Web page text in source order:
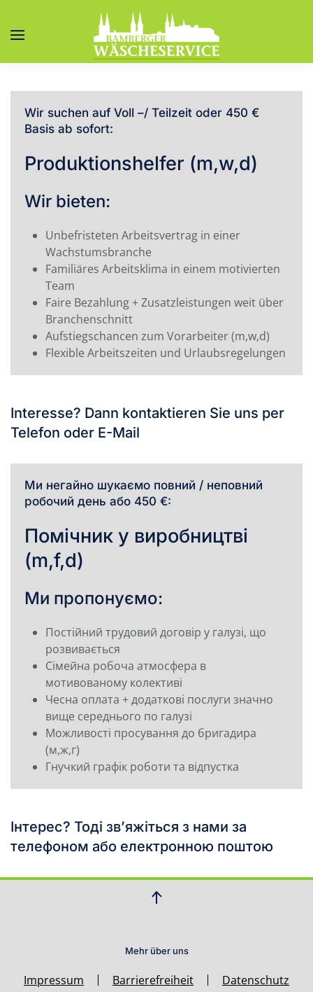
Zum Hauptinhalt springen
Wir suchen auf Voll –/ Teilzeit oder 450 €
Basis ab sofort:
Produktionshelfer (m,w,d)
Wir bieten:
Unbefristeten Arbeitsvertrag in einer
Wachstumsbranche
Familiäres Arbeitsklima in einem motivierten
Team
Faire Bezahlung + Zusatzleistungen weit über
Branchenschnitt
Aufstiegschancen zum Vorarbeiter (m,w,d)
Flexible Arbeitszeiten und Urlaubsregelungen
Interesse? Dann kontaktieren Sie uns per
Telefon oder E-Mail
Ми негайно шукаємо повний / неповний
робочий день або 450 €:
Помічник у виробництві
(m,f,d)
Ми пропонуємо:
Постійний трудовий договір у галузі, що
розвивається
Сімейна робоча атмосфера в
мотивованому колективі
Чесна оплата + додаткові послуги значно
вище середнього по галузі
Можливості просування до бригадира
(м,ж,г)
Гнучкий графік роботи та відпустка
Інтерес? Тоді зв’яжіться з нами за
телефоном або електронною поштою
Mehr über uns
Impressum Barrierefreiheit Datenschutz